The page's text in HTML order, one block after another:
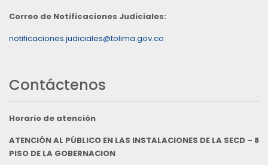
Correo de Notificaciones Judiciales:
notificaciones.judiciales@tolima.gov.co
Contáctenos
Horario de atención
ATENCIÓN AL PÚBLICO EN LAS INSTALACIONES DE LA SECD – 8
PISO DE LA GOBERNACION